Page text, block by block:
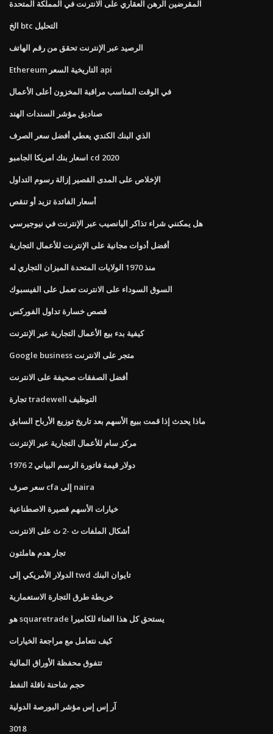
المقرضين الرهن العقاري على الانترنت في المملكة المتحدة
الخ btc التحليل
الرصيد عبر الإنترنت تحقق من رقم الهاتف
Ethereum التاريخية السعر api
في الوقت المناسب مراقبة المخزون أعلى الأعمال
صناديق مؤشر السندات الهند
الذي البنك الكندي يعطي أفضل سعر الصرف
اسعار بنك امريكا الجامبو cd 2020
الإخلاص على المدى القصير إزالة رسوم التداول
أسعار الفائدة تزيد أو تنقص
هل يمكنني شراء تذاكر اليانصيب عبر الإنترنت في نيوجيرسي
أفضل أدوات مجانية على الإنترنت للأعمال التجارية
منذ 1970 الولايات المتحدة الميزان التجاري له
السوق السوداء على الانترنت تعمل على الفيسبوك
قصص خسارة تداول الفوركس
كيفية بدء بيع الأعمال التجارية عبر الإنترنت
Google business متجر على الانترنت
أفضل الصفقات صحيفة على الانترنت
تجارة tradewell التوظيف
ماذا يحدث إذا قمت ببيع الأسهم بعد تاريخ توزيع الأرباح السابق
مركز سام للأعمال التجارية عبر الإنترنت
1976 2 دولار قيمة فاتورة الرسم البياني
سعر صرف cfa إلى naira
خيارات الأسهم قصيرة الاصطناعية
أشكال الملفات ث -2 ث على الانترنت
تجار هدم هاملتون
الدولار الأمريكي إلى twd تايوان البنك
خريطة طرق التجارة الاستعمارية
هو squaretrade يستحق كل هذا العناء للكاميرا
كيف نتعامل مع مراجعة الخيارات
تتفوق محفظة الأوراق المالية
حجم شاحنة ناقلة النفط
آر إس إس مؤشر البورصة الدولية
3018